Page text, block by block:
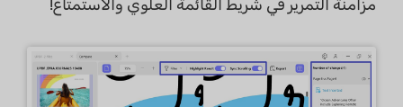
مزامنة التمرير في شريط القائمة العلوي والاستمتاع!